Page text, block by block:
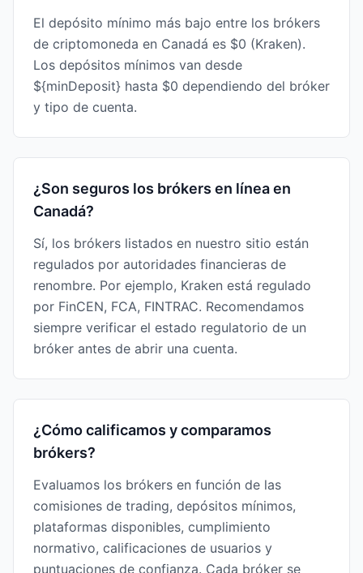
El depósito mínimo más bajo entre los brókers
de criptomoneda en Canadá es $0 (Kraken).
Los depósitos mínimos van desde
${minDeposit} hasta $0 dependiendo del bróker
y tipo de cuenta.
¿Son seguros los brókers en línea en
Canadá?
Sí, los brókers listados en nuestro sitio están
regulados por autoridades financieras de
renombre. Por ejemplo, Kraken está regulado
por FinCEN, FCA, FINTRAC. Recomendamos
siempre verificar el estado regulatorio de un
bróker antes de abrir una cuenta.
¿Cómo calificamos y comparamos
brókers?
Evaluamos los brókers en función de las
comisiones de trading, depósitos mínimos,
plataformas disponibles, cumplimiento
normativo, calificaciones de usuarios y
puntuaciones de confianza. Cada bróker se